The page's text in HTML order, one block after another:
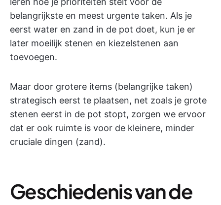
belangrijkste en meest urgente taken. Als je
eerst water en zand in de pot doet, kun je er
later moeilijk stenen en kiezelstenen aan
toevoegen.
Maar door grotere items (belangrijke taken)
strategisch eerst te plaatsen, net zoals je grote
stenen eerst in de pot stopt, zorgen we ervoor
dat er ook ruimte is voor de kleinere, minder
cruciale dingen (zand).
Geschiedenis van de